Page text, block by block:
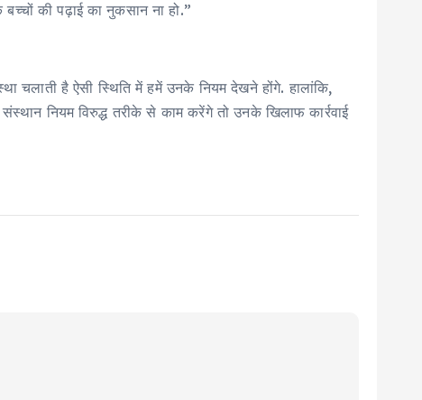
की पढ़ाई का नुकसान ना हो.”
चलाती है ऐसी स्थिति में हमें उनके नियम देखने होंगे. हालांकि,
नियम विरुद्ध तरीके से काम करेंगे तो उनके खिलाफ कार्रवाई